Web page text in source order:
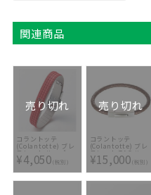
関連商品
売り切れ
コラントッテ
(Colantotte) ブレ
スレット ループ
QUON ABAEI-20
¥4,050(税別)
売り切れ
コラントッテ
(Colantotte) ブレ
スレット TAO ルー
プ レオーネ
ABAED-40
¥15,000(税別)